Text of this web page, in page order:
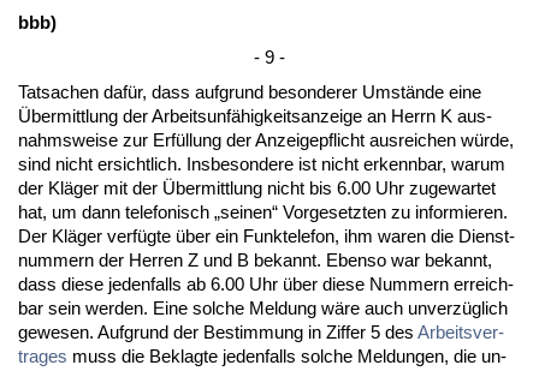
bbb)
- 9 -
Tat­sa­chen dafür, dass auf­grund be­son­de­rer Umstände ei­ne
Über­mitt­lung der Ar­beits­unfähig­keits­an­zei­ge an Herrn K aus­
nahms­wei­se zur Erfüllung der An­zei­ge­pflicht aus­rei­chen würde,
sind nicht er­sicht­lich. Ins­be­son­de­re ist nicht er­kenn­bar, war­um
der Kläger mit der Über­mitt­lung nicht bis 6.00 Uhr zu­ge­war­tet
hat, um dann te­le­fo­nisch „sei­nen“ Vor­ge­setz­ten zu in­for­mie­ren.
Der Kläger verfügte über ein Funk­te­le­fon, ihm wa­ren die Dienst­
num­mern der Her­ren Z und B be­kannt. Eben­so war be­kannt,
dass die­se je­den­falls ab 6.00 Uhr über die­se Num­mern er­reich­
bar sein wer­den. Ei­ne sol­che Mel­dung wäre auch un­verzüglich
ge­we­sen. Auf­grund der Be­stim­mung in Zif­fer 5 des Ar­beits­ver­
tra­ges muss die Be­klag­te je­den­falls sol­che Mel­dun­gen, die un­